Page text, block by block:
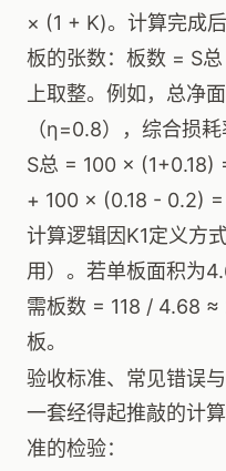
× (1 + K)。计算完成
板的张数：板数 = S
上取整。例如，总净
（η=0.8），综合损
S总 = 100 × (1+0.18)
+ 100 × (0.18 - 0.2)
计算逻辑因K1定义方
用）。若单板面积为
需板数 = 118 / 4.68
板。
验收标准、常见错误
一套经得起推敲的计
准的检验：